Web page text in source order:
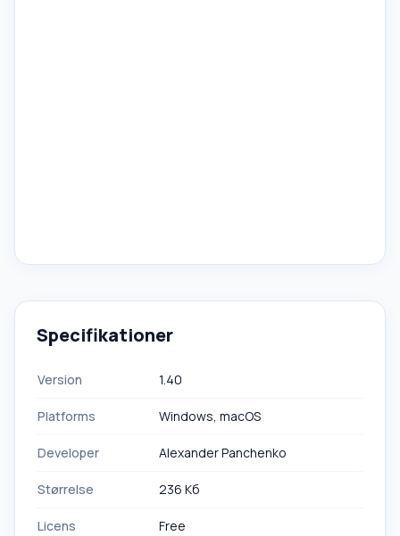
Specifikationer
Version 1.40
Platforms Windows, macOS
Developer Alexander Panchenko
Størrelse 236 Кб
Licens Free